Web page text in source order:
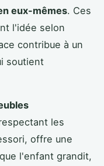
eux-mêmes. Ces
l'idée selon
contribue à un
soutient
les
offre une
l'enfant grandit,